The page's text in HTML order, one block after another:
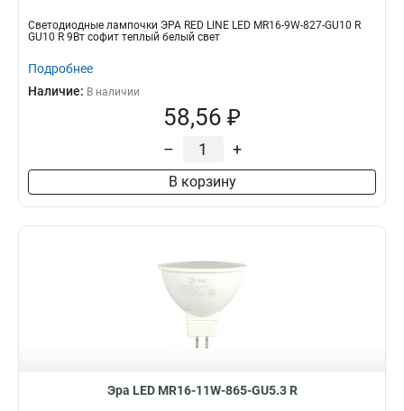
Светодиодные лампочки ЭРА RED LINE LED MR16-9W-827-GU10 R
GU10 R 9Вт софит теплый белый свет
Подробнее
Наличие: В наличии
58,56 ₽
– +
В корзину
Эра LED MR16-11W-865-GU5.3 R